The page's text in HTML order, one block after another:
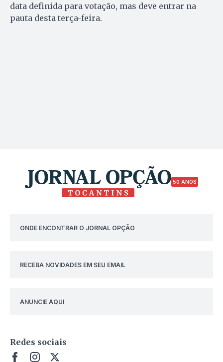
data definida para votação, mas deve entrar na
pauta desta terça-feira.
50 ANOS
ONDE ENCONTRAR O JORNAL OPÇÃO
RECEBA NOVIDADES EM SEU EMAIL
ANUNCIE AQUI
Redes sociais